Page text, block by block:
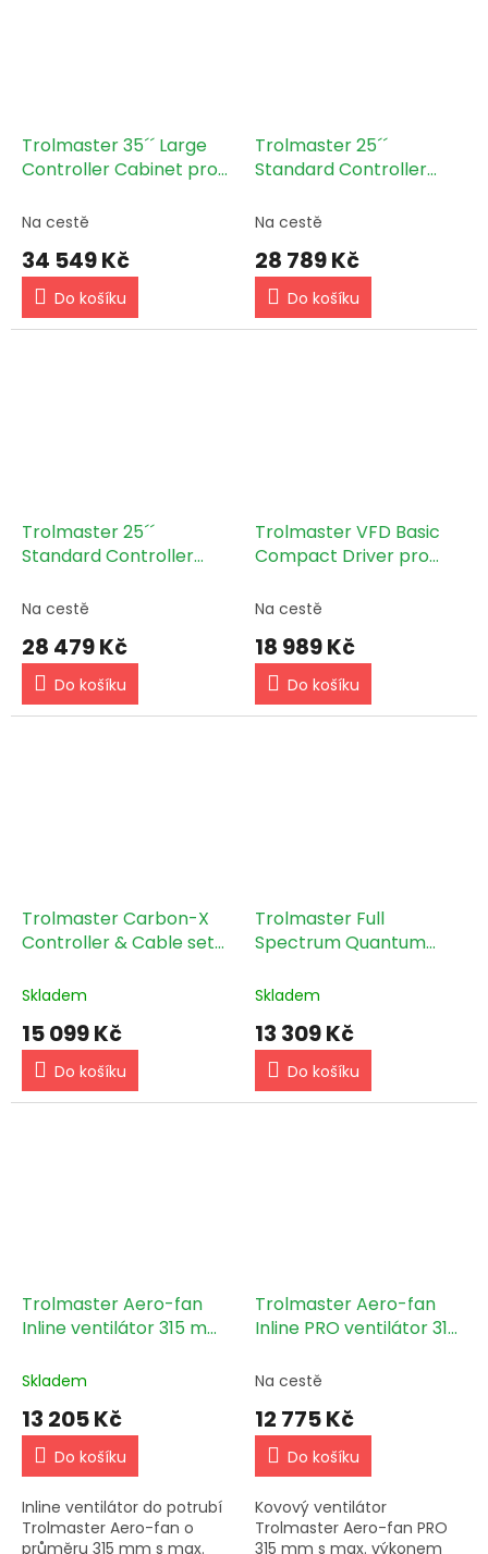
Trolmaster 35´´ Large
Controller Cabinet pro
PRO (SCC-2)
Na cestě
34 549 Kč
Do košíku
Trolmaster 25´´
Standard Controller
Plus (SCC-3)
Na cestě
28 789 Kč
Do košíku
Trolmaster 25´´
Standard Controller
PRO & Aqua-X PRO
Na cestě
28 479 Kč
Do košíku
Trolmaster VFD Basic
Compact Driver pro
motorů (Delta-1)
Na cestě
18 989 Kč
Do košíku
Trolmaster Carbon-X
Controller & Cable set
Skladem
15 099 Kč
Do košíku
Trolmaster Full
Spectrum Quantum
Skladem
13 309 Kč
Do košíku
Trolmaster Aero-fan
Inline ventilátor 315 mm
Skladem
13 205 Kč
Do košíku
Inline ventilátor do potrubí
Trolmaster Aero-fan o
průměru 315 mm s max.
Trolmaster Aero-fan
Inline PRO ventilátor 315
12M)
Na cestě
12 775 Kč
Do košíku
Kovový ventilátor
Trolmaster Aero-fan PRO
315 mm s max. výkonem